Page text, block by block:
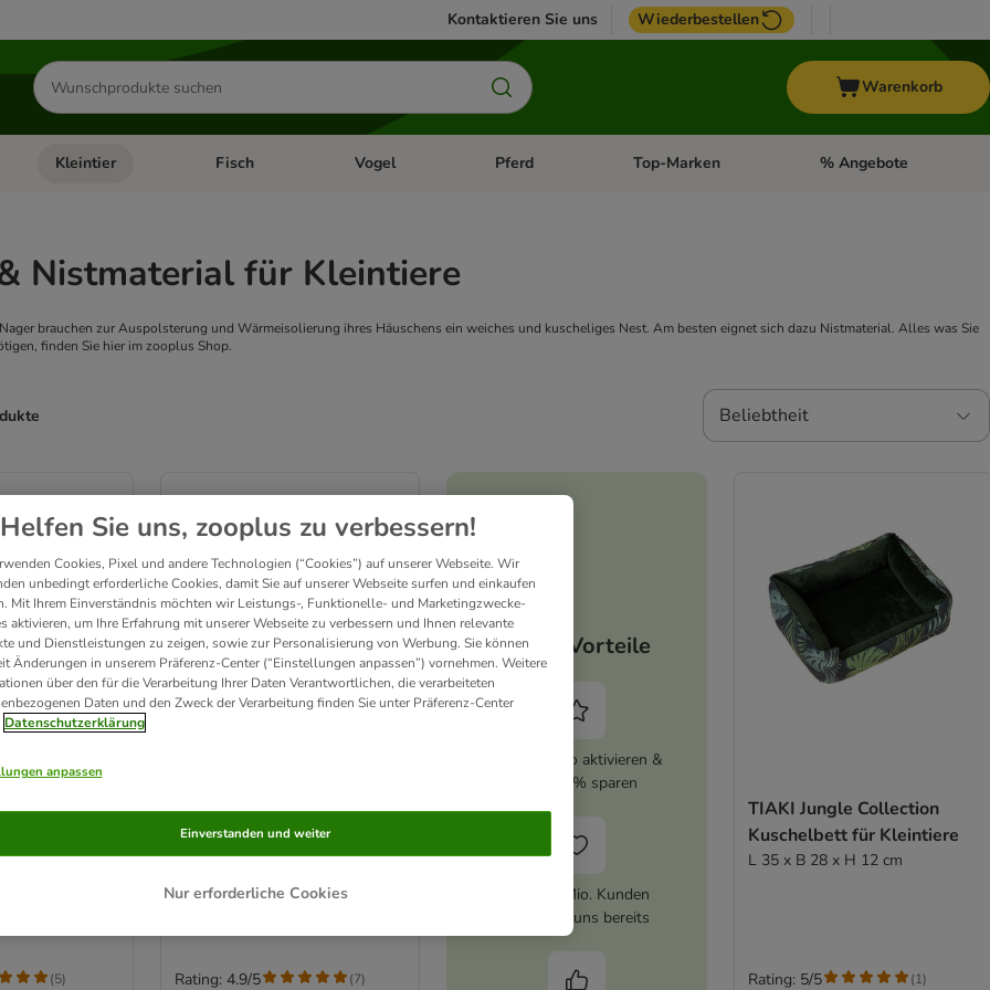
Kontaktieren Sie uns Wiederbestellen
Produkte
suchen
Warenkorb
& Zubehör
Kategorie-Menü öffnen: Hundefutter & Zubehör
Kleintier Kategorie-Menü öffnen: Kleintier
Fisch Kategorie-Menü öffnen: Fisch
Vogel Kategorie-Menü öffnen: Vogel
Pferd Kategorie-Menü öffnen: Pferd
Top-Marken Kategorie-Menü öffnen:
% Angebote
Nistmaterial für Kleintiere
brauchen zur Auspolsterung und Wärmeisolierung ihres Häuschens ein weiches und kuscheliges Nest. Am besten eignet sich dazu Nistmaterial. Alles was Sie
finden Sie hier im zooplus Shop.
Beliebtheit
für
(5)
TIAKI Raschelsack
Ø 20 x H 31 cm
Rating: 4.9/5 (7)
Deine Vorteile
zooplus Abo aktivieren &
immer 5% sparen
Über 10 Mio. Kunden
vertrauen uns bereits
TIAKI Jungle Collection
Kuschelbett für Kleintiere
L 35 x B 28 x H 12 cm
Rating: 5/5 (1)
Helfen Sie uns, zooplus zu verbessern!
Cookies, Pixel und andere Technologien (“Cookies”) auf unserer Webseite. Wir
unbedingt erforderliche Cookies, damit Sie auf unserer Webseite surfen und einkaufen
Mit Ihrem Einverständnis möchten wir Leistungs-, Funktionelle- und Marketingzwecke-
aktivieren, um Ihre Erfahrung mit unserer Webseite zu verbessern und Ihnen relevante
und Dienstleistungen zu zeigen, sowie zur Personalisierung von Werbung. Sie können
Änderungen in unserem Präferenz-Center (“Einstellungen anpassen”) vornehmen. Weitere
über den für die Verarbeitung Ihrer Daten Verantwortlichen, die verarbeiteten
Daten und den Zweck der Verarbeitung finden Sie unter Präferenz-Center
Datenschutzerklärung
anpassen
Nur erforderliche Cookies
Einverstanden und weiter